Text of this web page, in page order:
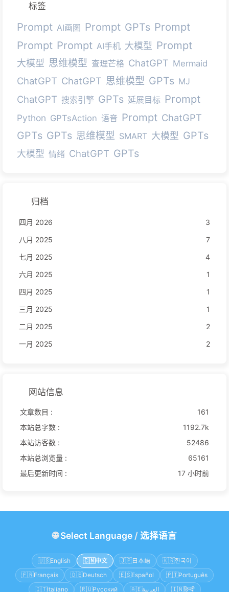
标签
Prompt AI画图 Prompt GPTs Prompt
Prompt Prompt AI手机 大模型 Prompt
大模型 思维模型 查理芒格 ChatGPT Mermaid
ChatGPT ChatGPT 思维模型 GPTs MJ
ChatGPT 搜索引擎 GPTs 延展目标 Prompt
Python GPTsAction 语音 Prompt ChatGPT
GPTs GPTs 思维模型 SMART 大模型 GPTs
大模型 情绪 ChatGPT GPTs
归档
四月 2026
3
八月 2025
7
七月 2025
4
六月 2025
1
四月 2025
1
三月 2025
1
二月 2025
2
一月 2025
2
网站信息
文章数目 :
161
本站总字数 :
1192.7k
本站访客数 :
52486
本站总浏览量 :
65161
最后更新时间 :
17 小时前
🌐Select Language/ 选择语言
🇺🇸English 🇨🇳 中文 🇯🇵日本語 🇰🇷한국어
🇫🇷Français 🇩🇪Deutsch 🇪🇸Español 🇵🇹Português
🇮🇹Italiano 🇷🇺Русский 🇦🇪العربية 🇮🇳हिन्दी